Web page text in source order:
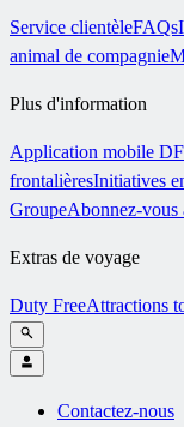
Service clientèleFAQs
animal de compagnie
Plus d'information
Application mobile
frontalièresInitiatives
GroupeAbonnez-vous
Extras de voyage
Duty FreeAttractions
Contactez-nous